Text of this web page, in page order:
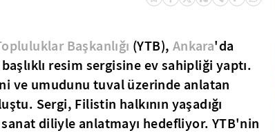
Başkanlığı (YTB), Ankara'da
resim sergisine ev sahipliği yaptı.
ve umudunu tuval üzerinde anlatan
Sergi, Filistin halkının yaşadığı
diliyle anlatmayı hedefliyor. YTB'nin